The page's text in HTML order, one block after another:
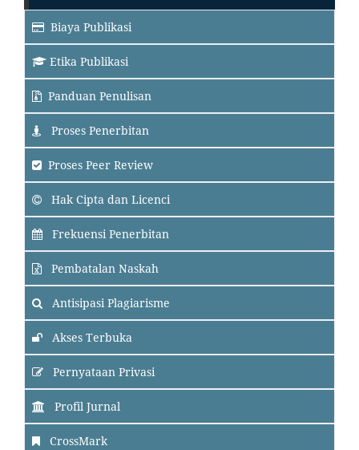
Biaya Publikasi
Etika Publikasi
Panduan Penulisan
Proses Penerbitan
Proses Peer Review
Hak Cipta dan Licenci
Frekuensi Penerbitan
Pembatalan Naskah
Antisipasi Plagiarisme
Akses Terbuka
Pernyataan Privasi
Profil Jurnal
CrossMark